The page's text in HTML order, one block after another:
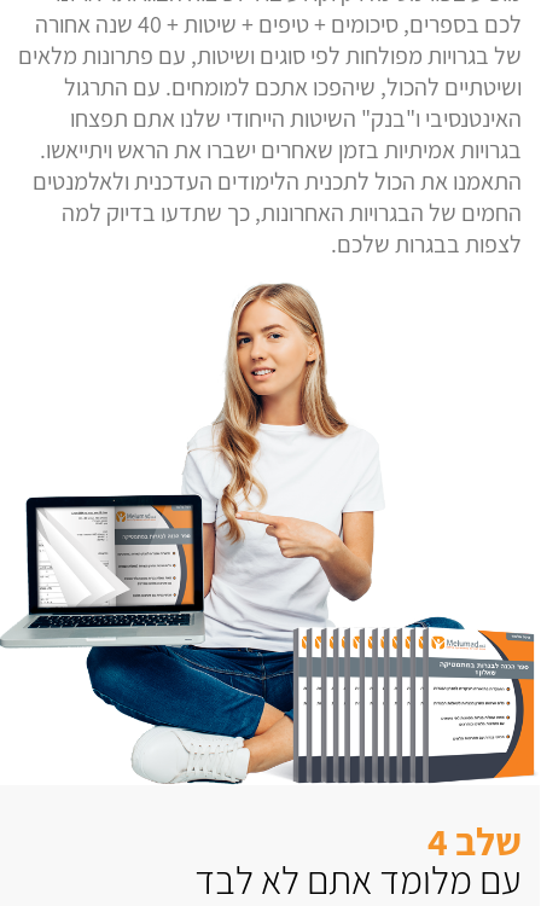
לכם בספרים, סיכומים + טיפים + שיטות + 40 שנה אחורה
של בגרויות מפולחות לפי סוגים ושיטות, עם פתרונות מלאים
ושיטתיים להכול, שיהפכו אתכם למומחים. עם התרגול
האינטנסיבי ו"בנק" השיטות הייחודי שלנו אתם תפצחו
בגרויות אמיתיות בזמן שאחרים ישברו את הראש ויתייאשו.
התאמנו את הכול לתכנית הלימודים העדכנית ולאלמנטים
החמים של הבגרויות האחרונות, כך שתדעו בדיוק למה
לצפות בבגרות שלכם.
שלב 4
עם מלומד אתם לא לבד